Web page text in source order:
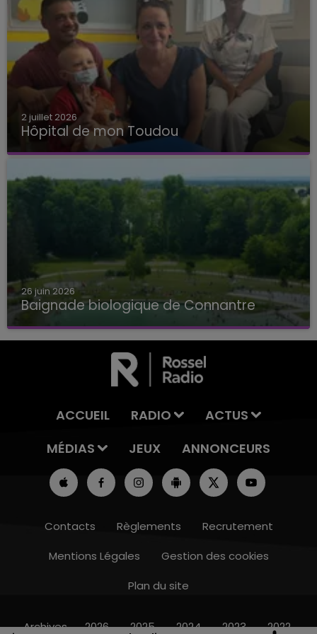
2 juillet 2026
Hôpital de mon Toudou
Hôpital de mon Toudou
26 juin 2026
Baignade biologique de Connantre
Baignade biologique de Connantre
ACCUEIL RADIO
ACTUS
MÉDIAS
JEUX ANNONCEURS
Contacts Règlements
Recrutement
Mentions Légales
Gestion des cookies
Plan du site
Archives 2026 2025 2024 2023 2022